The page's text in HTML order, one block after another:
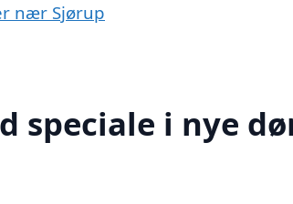
nær Sjørup
speciale i nye